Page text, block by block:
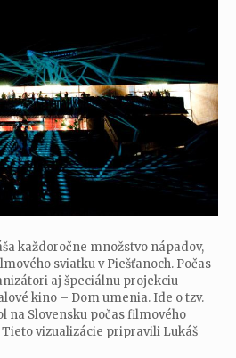
každoročne množstvo nápadov,
sviatku v Piešťanoch. Počas
aj špeciálnu projekciu
kino – Dom umenia. Ide o tzv.
na Slovensku počas filmového
vizualizácie pripravili Lukáš